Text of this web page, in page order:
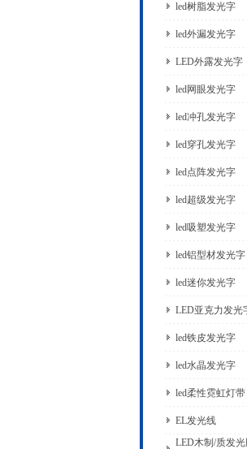
led树脂发光字
led外漏发光字
LED外露发光字
led网眼发光字
led冲孔发光字
led穿孔发光字
led点阵发光字
led超级发光字
led吸塑发光字
led铝型材发光字
led迷你发光字
LED亚克力发光
led铁皮发光字
led水晶发光字
led柔性霓虹灯带
EL发光线
LED木制/质发